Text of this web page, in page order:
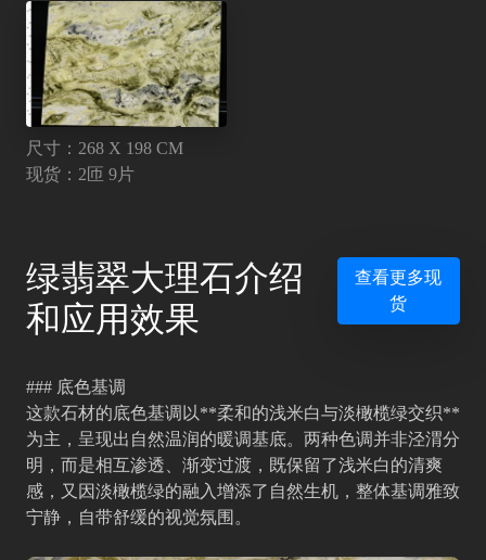
尺寸：268 X 198 CM
现货：2匝 9片
绿翡翠大理石介绍
和应用效果
查看更多现
货
### 底色基调
这款石材的底色基调以**柔和的浅米白与淡橄榄绿交织**
为主，呈现出自然温润的暖调基底。两种色调并非泾渭分
明，而是相互渗透、渐变过渡，既保留了浅米白的清爽
感，又因淡橄榄绿的融入增添了自然生机，整体基调雅致
宁静，自带舒缓的视觉氛围。